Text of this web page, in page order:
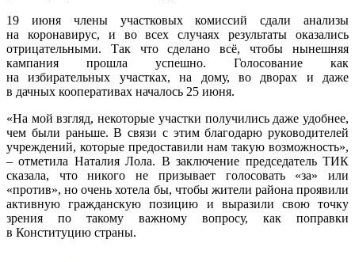
19 июня члены участковых комиссий сдали анализы
на коронавирус, и во всех случаях результаты оказались
отрицательными. Так что сделано всё, чтобы нынешняя
кампания прошла успешно. Голосование как
на избирательных участках, на дому, во дворах и даже
в дачных кооперативах началось 25 июня.
«На мой взгляд, некоторые участки получились даже удобнее,
чем были раньше. В связи с этим благодарю руководителей
учреждений, которые предоставили нам такую возможность»,
– отметила Наталия Лола. В заключение председатель ТИК
сказала, что никого не призывает голосовать «за» или
«против», но очень хотела бы, чтобы жители района проявили
активную гражданскую позицию и выразили свою точку
зрения по такому важному вопросу, как поправки
в Конституцию страны.